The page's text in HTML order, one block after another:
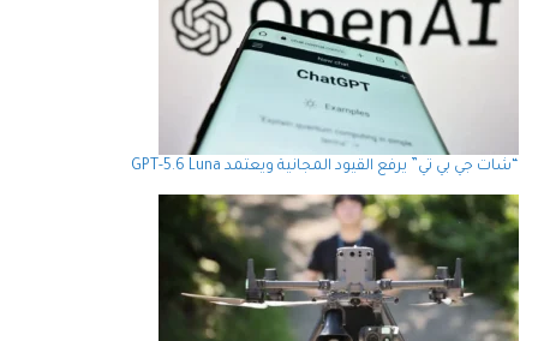
“شات جي بي تي” يرفع القيود المجانية ويعتمد GPT-5.6 Luna